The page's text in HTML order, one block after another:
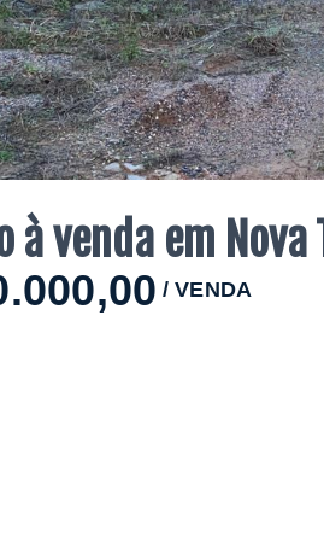
à venda em Nova
/VENDA